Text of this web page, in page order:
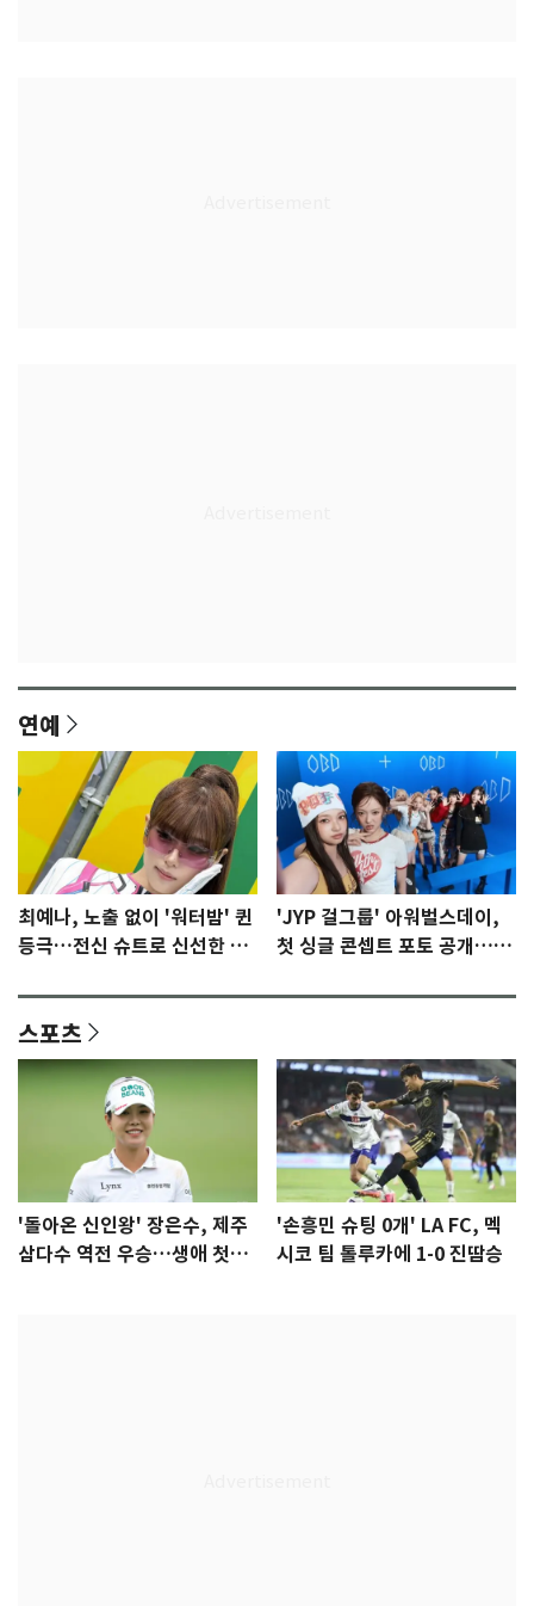
연예
최예나, 노출 없이 '워터밤' 퀸
등극…전신 슈트로 신선한 충
'JYP 걸그룹' 아워벌스데이,
첫 싱글 콘셉트 포토 공개…청
스포츠
'돌아온 신인왕' 장은수, 제주
삼다수 역전 우승…생애 첫승
'손흥민 슈팅 0개' LA FC, 멕
시코 팀 톨루카에 1-0 진땀승